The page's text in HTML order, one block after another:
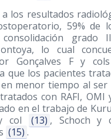
los resultados
59% de
consolidación grado
lo cual
Gonçalves F y cols
que los pacientes
menor tiempo al ser
con RAFI, OMI
en el trabajo de
col
(13) , Schoch y
(15) .